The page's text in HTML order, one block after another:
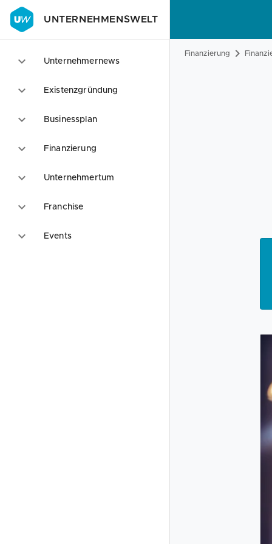
UNTERNEHMENSWELT
Unternehmernews
Existenzgründung
Businessplan
Finanzierung
Unternehmertum
Franchise
Events
Finanzierung